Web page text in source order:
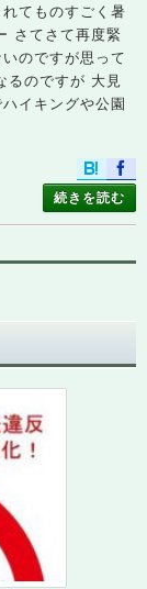
てものすごく暑
さてさて再度緊
のですが思って
るのですが 大見
イキングや公園
続きを読む